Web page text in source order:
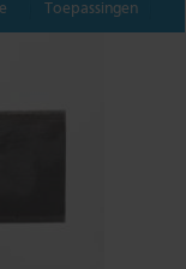
Toepassingen